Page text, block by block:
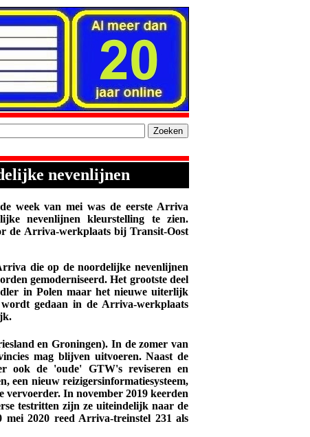
nevenlijnen
week van mei was de eerste Arriva
nevenlijnen kleurstelling te zien.
de Arriva-werkplaats bij Transit-Oost
die op de noordelijke nevenlijnen
gemoderniseerd. Het grootste deel
in Polen maar het nieuwe uiterlijk
gedaan in de Arriva-werkplaats
en Groningen). In de zomer van
mag blijven uitvoeren. Naast de
ook de 'oude' GTW's reviseren en
een nieuw reizigersinformatiesysteem,
In november 2019 keerden
testritten zijn ze uiteindelijk naar de
2020 reed Arriva-treinstel 231 als